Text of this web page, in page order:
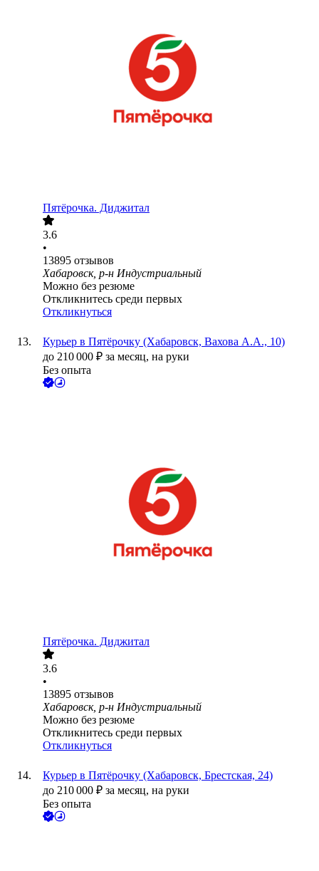
Пятёрочка. Диджитал
3.6
•
13895 отзывов
Хабаровск, р-н Индустриальный
Можно без резюме
Откликнитесь среди первых
Откликнуться
Курьер в Пятёрочку (Хабаровск, Вахова А.А., 10)
до 210 000 ₽ за месяц, на руки
Без опыта
Пятёрочка. Диджитал
3.6
•
13895 отзывов
Хабаровск, р-н Индустриальный
Можно без резюме
Откликнитесь среди первых
Откликнуться
Курьер в Пятёрочку (Хабаровск, Брестская, 24)
до 210 000 ₽ за месяц, на руки
Без опыта